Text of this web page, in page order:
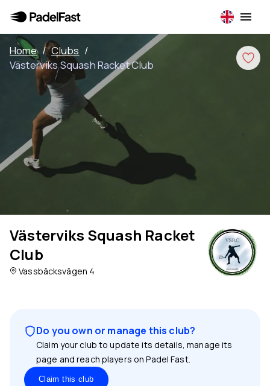
Home / Clubs /
Västerviks Squash Racket Club
Västerviks Squash Racket
Club
Vassbäcksvägen 4
Do you own or manage this club?
Claim your club to update its details, manage its
page and reach players on Padel Fast.
Claim this club